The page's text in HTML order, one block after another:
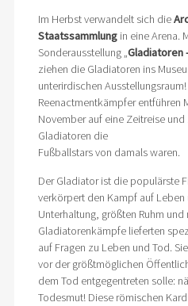
Im Herbst verwandelt sich die
Staatssammlungin eine Arena.
Sonderausstellung „Gladiatoren
ziehen die Gladiatoren ins
unterirdischen
Reenactmentkämpfer entführen
November auf eine Zeitreise
Gladiatoren die
Fußballstars von damals waren.
Der Gladiator ist die populärste
verkörpert den Kampf auf
Unterhaltung, größten Ruhm und
Gladiatorenkämpfe lieferten
auf Fragen zu Leben und Tod.
vor der größtmöglichen
dem Tod entgegentreten solle:
Todesmut! Diese römischen